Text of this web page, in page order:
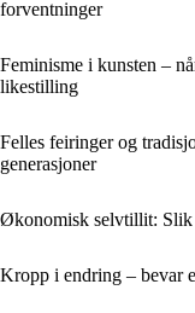
forventninger
Feminisme i kunsten –
likestilling
Felles feiringer og
generasjoner
Økonomisk selvtillit: Slik
Kropp i endring – bevar